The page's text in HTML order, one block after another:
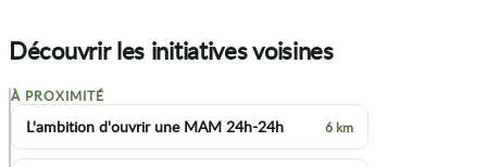
Découvrir les initiatives voisines
+
−
À PROXIMITÉ
L'ambition d'ouvrir une MAM 24h-24h 6 km